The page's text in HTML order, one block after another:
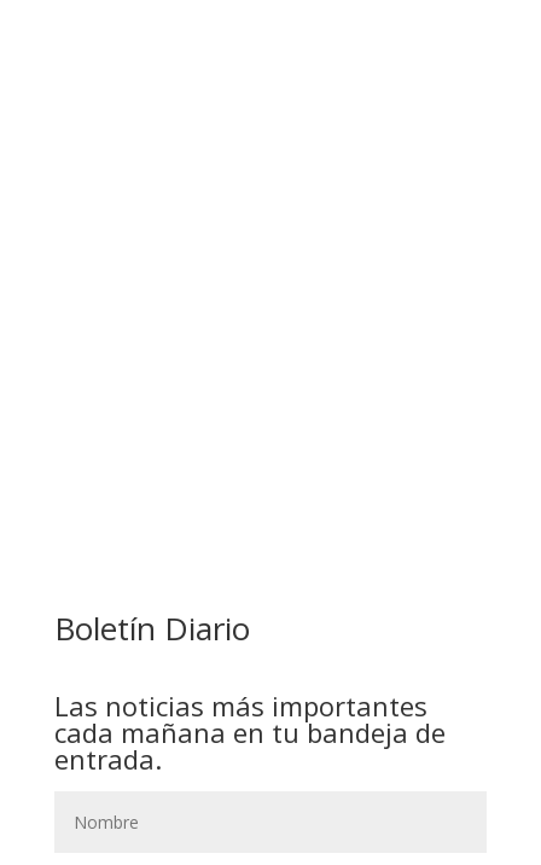
Boletín Diario
Las noticias más importantes
cada mañana en tu bandeja de
entrada.